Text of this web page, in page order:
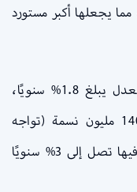
مما يجعلها أكبر مستورد
ومن ناحية أخرى، يتزايد سكان مصر بمعدل يبلغ 1.8% سنويًا،
ومن المتوقع أن يصل في 2050 إلى 140 مليون نسمة (تواجه
إثيوبيا نفس المشكلة، الزيادة السكانية فيها تصل إلى 3% سنويًا